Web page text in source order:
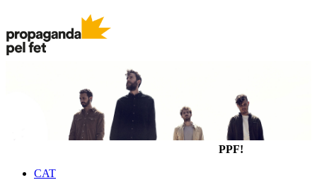
PPF!
CAT